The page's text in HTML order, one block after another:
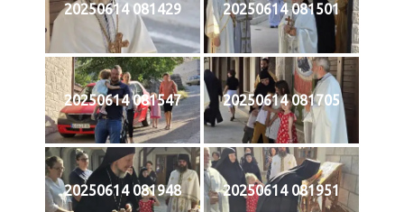
20250614 081429 20250614 081501
20250614 081547 20250614 081705
20250614 081948 20250614 081951